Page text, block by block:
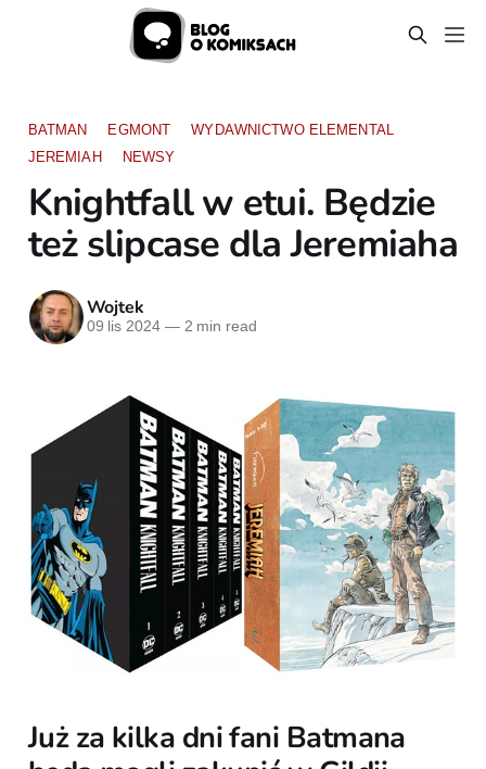
BATMAN EGMONT
WYDAWNICTWO ELEMENTAL
JEREMIAH
NEWSY
Knightfall w etui. Będzie
też slipcase dla Jeremiaha
Wojtek
09 lis 2024 —2 min read
Już za kilka dni fani Batmana